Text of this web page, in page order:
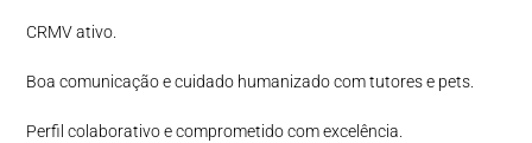
CRMV ativo.
Boa comunicação e cuidado humanizado com tutores e pets.
Perfil colaborativo e comprometido com excelência.